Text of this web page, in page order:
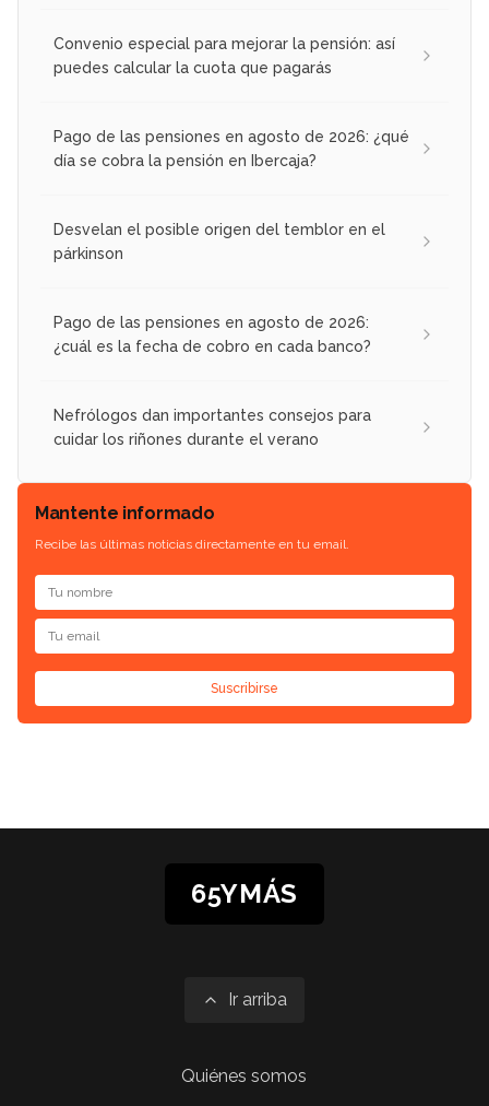
Convenio especial para mejorar la pensión: así
puedes calcular la cuota que pagarás
Pago de las pensiones en agosto de 2026: ¿qué
día se cobra la pensión en Ibercaja?
Desvelan el posible origen del temblor en el
párkinson
Pago de las pensiones en agosto de 2026:
¿cuál es la fecha de cobro en cada banco?
Nefrólogos dan importantes consejos para
cuidar los riñones durante el verano
Mantente informado
Recibe las últimas noticias directamente en tu email.
Suscribirse
65YMÁS
Ir arriba
Quiénes somos